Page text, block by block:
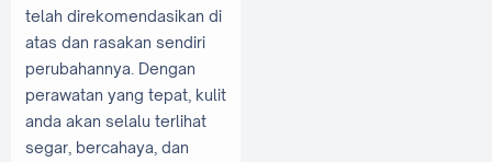
telah direkomendasikan di
atas dan rasakan sendiri
perubahannya. Dengan
perawatan yang tepat, kulit
anda akan selalu terlihat
segar, bercahaya, dan